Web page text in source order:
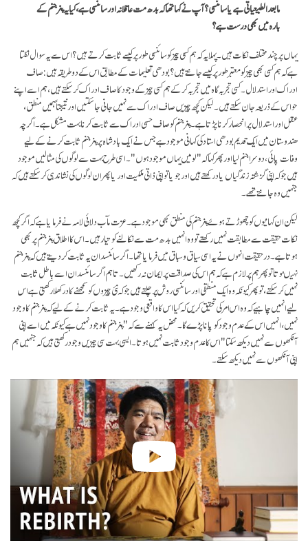
ما بعد الطبیعیاتی ہے یا سائنسی؟ آپ نے کہا تھا کہ بدھ مت عاقلانہ اور سائنسی ہے، کیا یہ پنر جنم کے
بارہ میں بھی درست ہے؟
یہاں پر چند مختلف نکات ہیں۔ پہلا یہ کہ ہم کسی چیز کو سائنسی طور پر کیسے ثابت کرتے ہیں؟ اس سے یہ سوال نکلتا
ہے کہ ہم کسی بھی چیز کو معتبر طور پر کیسے جانتے ہیں؟ بودھی تعلیمات کے مطابق اس کے دو طریقہ ہیں: صاف
ادراک اور استدلال۔ کسی تجربہ گاہ میں تجربہ کر کے ہم کسی چیز کے وجود کا صاف ادراک کر سکتے ہیں، ہم اسے اپنے
حواس کے ذریعہ جان سکتے ہیں۔ لیکن کچھ چیزیں صاف ادراک سے نہیں جانی جا سکتیں اور نتیجتاً ہمیں منطق،
عقل اور استدلال پر انحصار کرنا پڑتا ہے۔ پنر جنم کو صاف حسی ادراک سے ثابت کرنا بہت مشکل ہے۔ اگرچہ
ھندوستان میں ایک قدیم بودھی استاد کی کہانی موجود ہے جس نے ایک بادشاہ پر پنر جنم ثابت کرنے کے لیے
وفات پائی، دوسرا جنم لیا اور پھر کہا کہ "لو میں یہاں موجود ہوں"۔ اسی طرح بہت سے لوگوں کی مثالیں موجود
ہیں جو کہ اپنی گزشتہ زندگیاں یاد رکھتے ہیں اور جو یا تو اپنی ذاتی ملکیت اور یا پھر ان لوگوں کی نشاندہی کر سکتے ہیں کہ
جنہیں وہ جانتے تھے۔
لیکن ان کہانیوں کو چھوڑتے ہوئے پنر جنم کی منطق بھی موجود ہے۔ عزت مآب دلائی لامہ نے فرمایا ہے کہ اگر کچھ
نکات حقیقت سے مطابقت نہیں رکھتے تو وہ انہیں بدھ مت سے نکالنے کو تیار ہیں۔ اس کا اطلاق پنر جنم پر بھی
ہوتا ہے۔ در حقیقت انہوں نے یہ اسی سیاق و سباق میں فرمایا تھا۔ اگر سائنسدان یہ ثابت کر دیتے ہیں کہ پنر جنم
نہیںہوتا تو پھر ہم پر لازم ہے کہ ہم اس کی صداقت پر ایمان نہ رکھیں۔ تاہم اگر سائنسدان اسے باطل ثابت
نہیں کر سکتے، تو پھر کیونکہ وہ ایک منطقی اور سائنسی روش پر چلتے ہیں جو کہ نئی چیزوں کو سمجھنے کا در کھلا رکھتی ہے اس
لیے انہیں چاہیے کہ وہ اس امر کی تحقیق کریں کہ کیا اس کا واقعی وجود ہے۔ یہ ثابت کرنے کے لیے کہ پنر جنم کا وجود
نہیں، انہیں اس کے عدم وجود کو پانا پڑے گا۔ محض یہ کہنے سے کہ "پنر جنم کا وجود نہیں ہے کیونکہ میں اسے اپنی
آنکھوں سے نہیں دیکھ سکتا" اس کا عدم وجود ثابت نہیں ہوتا۔ ایسی بہت سی چیزیں وجود رکھتی ہیں کہ جنہیں ہم
اپنی آنکھوں سے نہیں دیکھ سکتے۔